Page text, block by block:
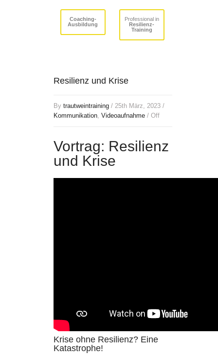
Coaching-
Ausbildung
Professional in
Resilienz-
Training
Resilienz und Krise
By trautweintraining / 25th März, 2023 /
Kommunikation Videoaufnahme / Off
Vortrag: Resilienz
und Krise
Krise ohne Resilienz? Eine
Katastrophe!